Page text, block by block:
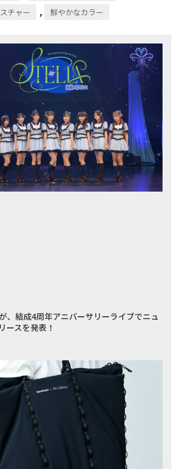
チャー , 鮮やかなカラー
、結成4周年アニバーサリーライブでニュ
ースを発表！